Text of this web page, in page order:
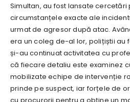
Simultan, au fost lansate
circumstanțele exacte ale
urmat de agresor după atac.
era un coleg de-al lor, polițiștii au
și-au continuat activitatea cu
că fiecare detaliu este examinez
mobilizate echipe de intervenție
prinde pe suspect, iar forțele de